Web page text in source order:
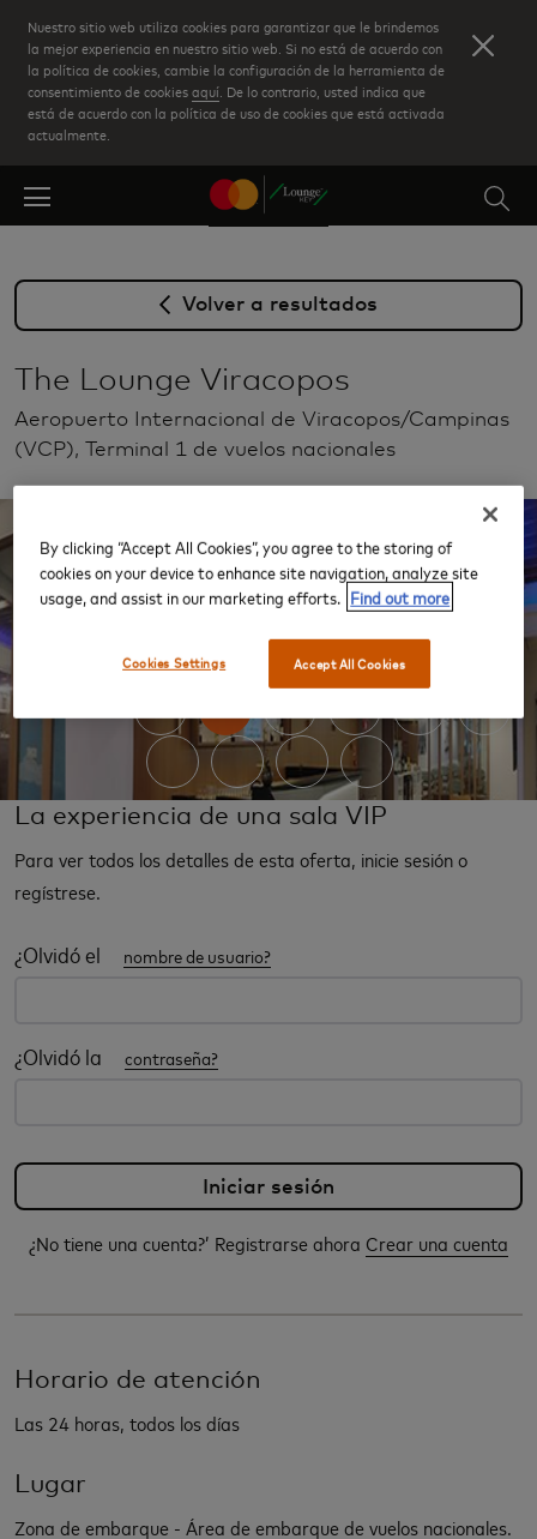
Skip
to
main
content
Nuestro sitio web utiliza cookies para garantizar que le brindemos
la mejor experiencia en nuestro sitio web. Si no está de acuerdo con
la política de cookies, cambie la configuración de la herramienta de
consentimiento de cookiesaquí . De lo contrario, usted indica que
está de acuerdo con la política de uso de cookies que está activada
actualmente.
Volver a resultados
The Lounge Viracopos
Aeropuerto Internacional de Viracopos/Campinas
(VCP), Terminal 1 de vuelos nacionales
La experiencia de una sala VIP
Para ver todos los detalles de esta oferta, inicie sesión o
regístrese.
¿Olvidó el nombre de usuario?
¿Olvidó la contraseña?
¿No tiene una cuenta?’ Registrarse ahora Crear una cuenta
Horario de atención
Las 24 horas, todos los días
Lugar
Zona de embarque - Área de embarque de vuelos nacionales.
By clicking “Accept All Cookies”, you agree to the storing of
cookies on your device to enhance site navigation, analyze site
usage, and assist in our marketing efforts. Find out more
Accept All Cookies
Cookies Settings